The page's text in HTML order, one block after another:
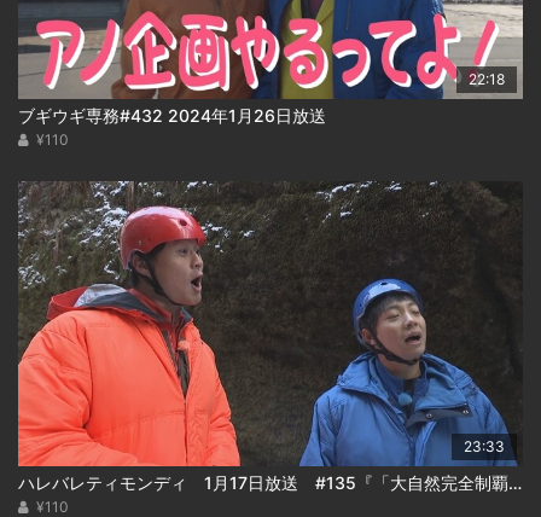
22:18
ブギウギ専務#432 2024年1月26日放送
¥110
23:33
ハレバレティモンディ 1月17日放送 #135『「大自然完全制覇」支笏湖編(後編)』
¥110